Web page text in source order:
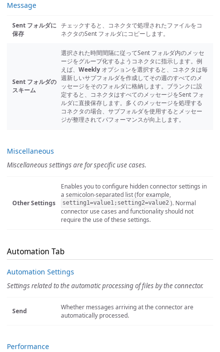
Message
Sent フォルダに
保存
チェックすると、コネクタで処理されたファイルをコ
ネクタのSent フォルダにコピーします。
Sent フォルダの
スキーム
選択された時間間隔に従ってSent フォルダ内のメッセ
ージをグループ化するようコネクタに指示します。例
えば、 Weekly オプションを選択すると、コネクタは毎
週新しいサブフォルダを作成してその週のすべてのメ
ッセージをそのフォルダに格納します。ブランクに設
定すると、コネクタはすべてのメッセージをSent フォ
ルダに直接保存します。多くのメッセージを処理する
コネクタの場合、サブフォルダを使用するとメッセー
ジが整理されてパフォーマンスが向上します。
Miscellaneous
Miscellaneous settings are for specific use cases.
Other Settings
Enables you to configure hidden connector settings in
a semicolon-separated list (for example,
setting1=value1;setting2=value2 ). Normal
connector use cases and functionality should not
require the use of these settings.
Automation Tab
Automation Settings
Settings related to the automatic processing of files by the connector.
Send
Whether messages arriving at the connector are
automatically processed.
Performance